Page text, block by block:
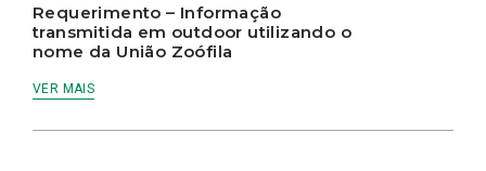
Requerimento – Informação
transmitida em outdoor utilizando o
nome da União Zoófila
VER MAIS